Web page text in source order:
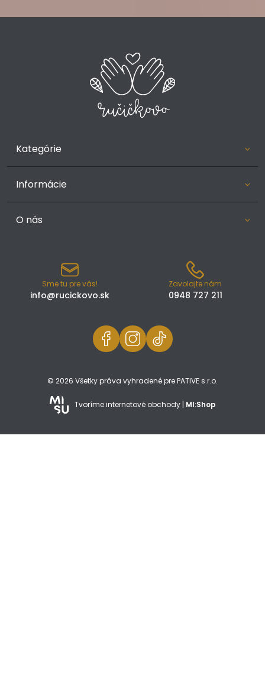
Kategórie
Informácie
O nás
Sme tu pre vás!
info@rucickovo.sk
Zavolajte nám
0948 727 211
© 2026 Všetky práva vyhradené pre PATIVE s.r.o.
Tvoríme internetové obchody | MI:Shop